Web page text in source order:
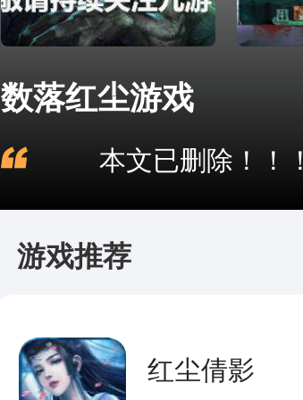
数落红尘游戏
本文已删除！！！
游戏推荐
红尘倩影